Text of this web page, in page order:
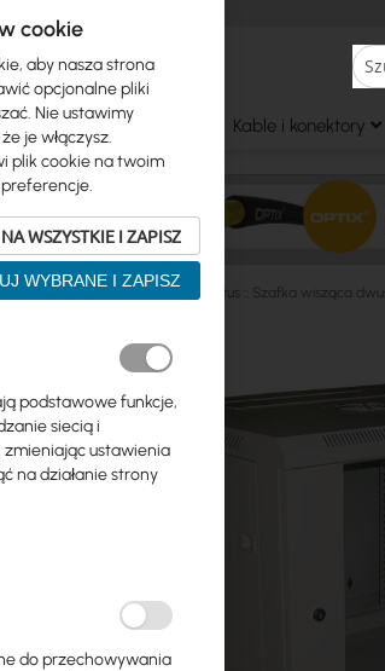
& SOHO Kable i konektory
CATlink/Digitus :: Szafka wisząca
na
galerii
cookie
aby nasza strona
opcjonalne pliki
Nie ustawimy
je włączysz.
plik cookie na twoim
WSZYSTKIE I ZAPISZ
WYBRANE I ZAPISZ
podstawowe funkcje,
siecią i
zmieniając ustawienia
na działanie strony
do przechowywania